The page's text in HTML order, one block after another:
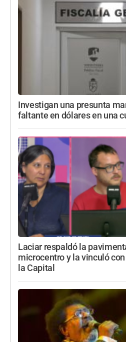
Investigan una presunta
faltante en dólares en una
Laciar respaldó la
microcentro y la vinculó
la Capital